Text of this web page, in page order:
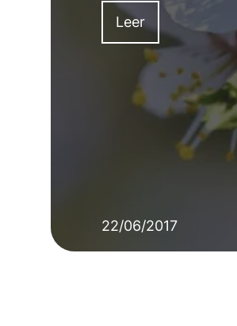
Leer
22/06/2017